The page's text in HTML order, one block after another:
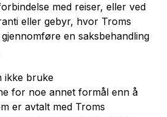
med reiser, eller ved
eller gebyr, hvor Troms
en saksbehandling
ikke bruke
for noe annet formål enn å
er avtalt med Troms